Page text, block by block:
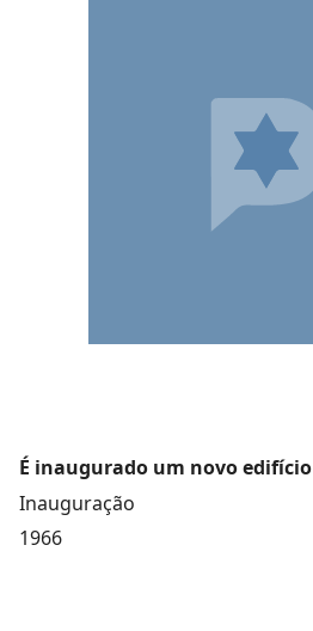
É inaugurado um novo edifício
Inauguração
1966